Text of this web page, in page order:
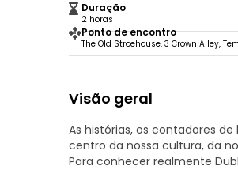
Duração
2 horas
Ponto de encontro
The Old Stroehouse, 3 Crown Alley,
Visão geral
As histórias, os contadores
centro da nossa cultura, da
Para conhecer realmente